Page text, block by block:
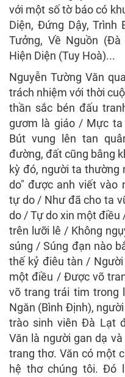
với một số tờ báo có
Diện, Đứng Dậy, Trình
Tưởng, Về Nguồn
Hiện Diện (Tuy Hoà)...
Nguyễn Tường Văn
trách nhiệm với thời
thần sắc bén đấu
gươm là giáo / Mực
Bút vung lên tan
đường, đất cũng bâng
kỳ đó, người ta thường
do" được anh viết vào
tự do / Như đã cho ta
do / Tự do xin một điều
trên lưỡi lê / Không
súng / Súng đạn nào
thế kỷ điêu tàn /
một điều / Được võ
võ trang trái tim trong
Ngăn (Bình Định),
trào sinh viên Đà Lạt
Văn là người gan dạ
trang thơ. Văn có một
hệ thơ chúng tôi. Đó